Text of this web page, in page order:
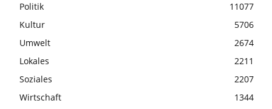
Politik
11077
Kultur
5706
Umwelt
2674
Lokales
2211
Soziales
2207
Wirtschaft
1344